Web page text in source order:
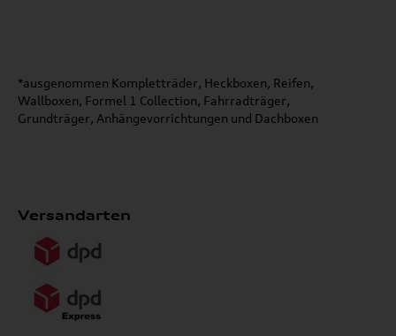
*ausgenommen Kompletträder, Heckboxen, Reifen,
Wallboxen, Formel 1 Collection, Fahrradträger,
Grundträger, Anhängevorrichtungen und Dachboxen
Versandarten